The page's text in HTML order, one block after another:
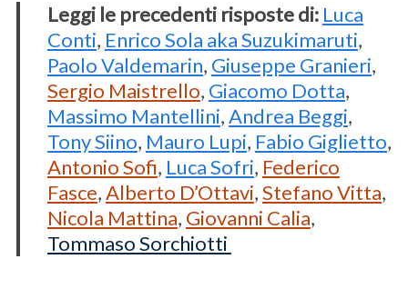
Leggi le precedenti risposte di: Luca
Conti, Enrico Sola aka Suzukimaruti,
Paolo Valdemarin, Giuseppe Granieri,
Sergio Maistrello, Giacomo Dotta,
Massimo Mantellini,Andrea Beggi,
Tony Siino, Mauro Lupi, Fabio Giglietto,
Antonio Sofi, Luca Sofri, Federico
Fasce,Alberto D’Ottavi,Stefano Vitta,
Nicola Mattina, Giovanni Calia,
Tommaso Sorchiotti